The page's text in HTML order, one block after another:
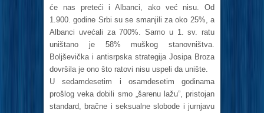
će nas preteći i Albanci, ako već nisu. Od
1.900. godine Srbi su se smanjili za oko 25%, a
Albanci uvećali za 700%. Samo u 1. sv. ratu
uništano je 58% muškog stanovništva.
Boljševička i antisrpska strategija Josipa Broza
dovršila je ono što ratovi nisu uspeli da unište.
U sedamdesetim i osamdesetim godinama
prošlog veka dobili smo „šarenu lažu”, pristojan
standard, bračne i seksualne slobode i jurnjavu